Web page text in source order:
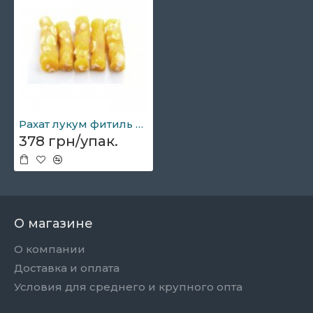
Рахат лукум фитиль банан Pasha 1,5кг
378 грн/упак.
О магазине
О компании
Доставка и оплата
Условия для среднего и крупного опта